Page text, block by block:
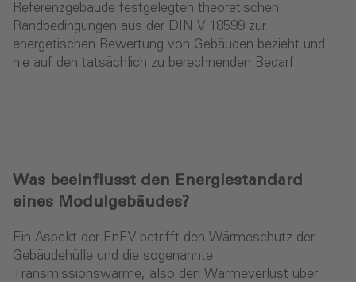
Referenzgebäude festgelegten theoretischen
Randbedingungen aus der DIN V 18599 zur
energetischen Bewertung von Gebäuden bezieht und
nie auf den tatsächlich zu berechnenden Bedarf.
Was beeinflusst den Energiestandard
eines Modulgebäudes?
Ein Aspekt der EnEV betrifft den Wärmeschutz der
Gebäudehülle und die sogenannte
Transmissionswärme, also den Wärmeverlust über